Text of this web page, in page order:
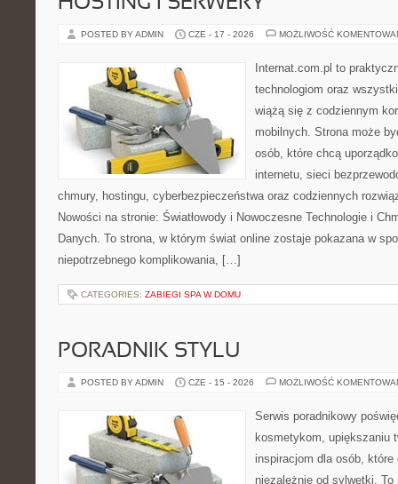
POSTED BY ADMIN CZE - 17 - 2026 MOŻLIWOŚĆ
Internat.com.pl to
technologiom oraz
wiążą się z codziennym
mobilnych. Strona może
osób, które chcą
internetu, sieci
chmury, hostingu, cyberbezpieczeństwa oraz codziennych
Nowości na stronie: Światłowody i Nowoczesne Technologie i
Danych. To strona, w którym świat online zostaje pokazana w
niepotrzebnego komplikowania, […]
CATEGORIES: ZABIEGI SPA W DOMU
PORADNIK STYLU
POSTED BY ADMIN CZE - 15 - 2026 MOŻLIWOŚĆ
Serwis poradnikowy
kosmetykom, upiększaniu
inspiracjom dla osób,
niezależnie od sylwetki.